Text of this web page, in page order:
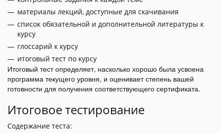
материалы лекций, доступные для скачивания
список обязательной и дополнительной литературы к
курсу
глоссарий к курсу
итоговый тест по курсу
Итоговый тест определяет, насколько хорошо была усвоена
программа текущего уровня, и оценивает степень вашей
готовности для получения соответствующего сертификата.
Итоговое тестирование
Содержание теста: